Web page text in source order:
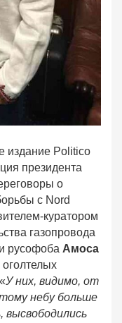
издание Politico
президента
о
с Nord
куратором
газопровода
русофоба Амоса
У них, видимо, от
небу больше
высвободились